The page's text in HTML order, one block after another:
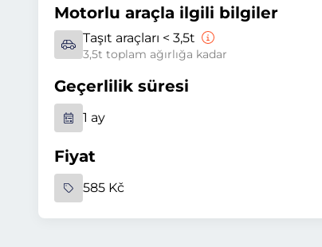
Motorlu araçla ilgili bilgiler
Taşıt araçları < 3,5t
3,5t toplam ağırlığa kadar
Geçerlilik süresi
1 ay
Fiyat
585 Kč